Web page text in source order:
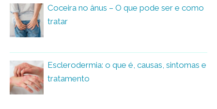
Coceira no ânus – O que pode ser e como
tratar
Esclerodermia: o que é, causas, sintomas e
tratamento